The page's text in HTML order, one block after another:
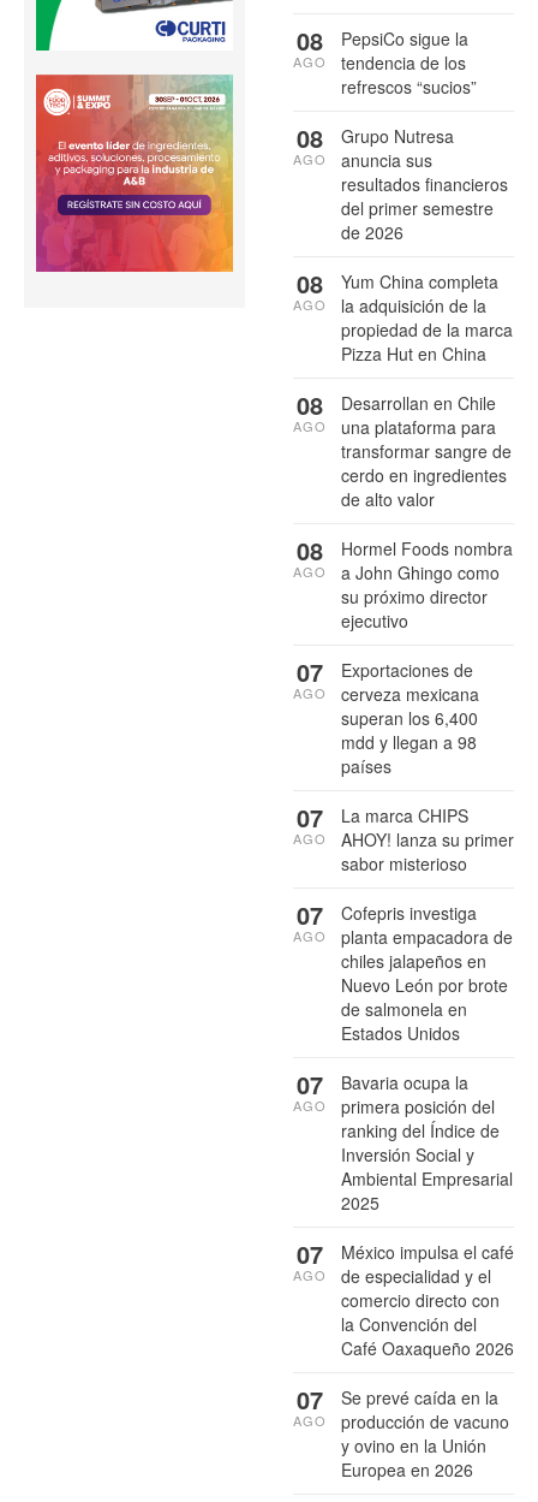
PepsiCo sigue la
tendencia de los
refrescos “sucios”
08
AGO
Grupo Nutresa
anuncia sus
resultados financieros
del primer semestre
de 2026
08
AGO
Yum China completa
la adquisición de la
propiedad de la marca
Pizza Hut en China
08
AGO
Desarrollan en Chile
una plataforma para
transformar sangre de
cerdo en ingredientes
de alto valor
08
AGO
Hormel Foods nombra
a John Ghingo como
su próximo director
ejecutivo
08
AGO
Exportaciones de
cerveza mexicana
superan los 6,400
mdd y llegan a 98
países
07
AGO
La marca CHIPS
AHOY! lanza su primer
sabor misterioso
07
AGO
Cofepris investiga
planta empacadora de
chiles jalapeños en
Nuevo León por brote
de salmonela en
Estados Unidos
07
AGO
Bavaria ocupa la
primera posición del
ranking del Índice de
Inversión Social y
Ambiental Empresarial
2025
07
AGO
México impulsa el café
de especialidad y el
comercio directo con
la Convención del
Café Oaxaqueño 2026
07
AGO
Se prevé caída en la
producción de vacuno
y ovino en la Unión
Europea en 2026
07
AGO